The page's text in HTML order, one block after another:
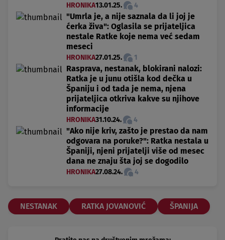
HRONIKA13.01.25. 4
"Umrla je, a nije saznala da li joj je
ćerka živa": Oglasila se prijateljica
nestale Ratke koje nema već sedam
meseci
HRONIKA27.01.25. 1
Rasprava, nestanak, blokirani nalozi:
Ratka je u junu otišla kod dečka u
Španiju i od tada je nema, njena
prijateljica otkriva kakve su njihove
informacije
HRONIKA31.10.24. 4
"Ako nije kriv, zašto je prestao da nam
odgovara na poruke?": Ratka nestala u
Španiji, njeni prijatelji više od mesec
dana ne znaju šta joj se dogodilo
HRONIKA27.08.24. 4
NESTANAK RATKA JOVANOVIĆ ŠPANIJA